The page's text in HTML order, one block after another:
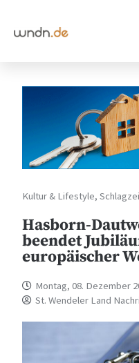
Kultur & Lifestyle,
Hasborn-
beendet
europäischer
Montag, 08. Dezember
St. Wendeler Land